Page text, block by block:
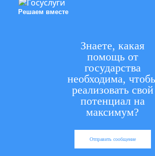
Решаем вместе
Знаете, какая
помощь от
государства
необходима,
реализовать свой
потенциал на
максимум?
Отправить сообщение